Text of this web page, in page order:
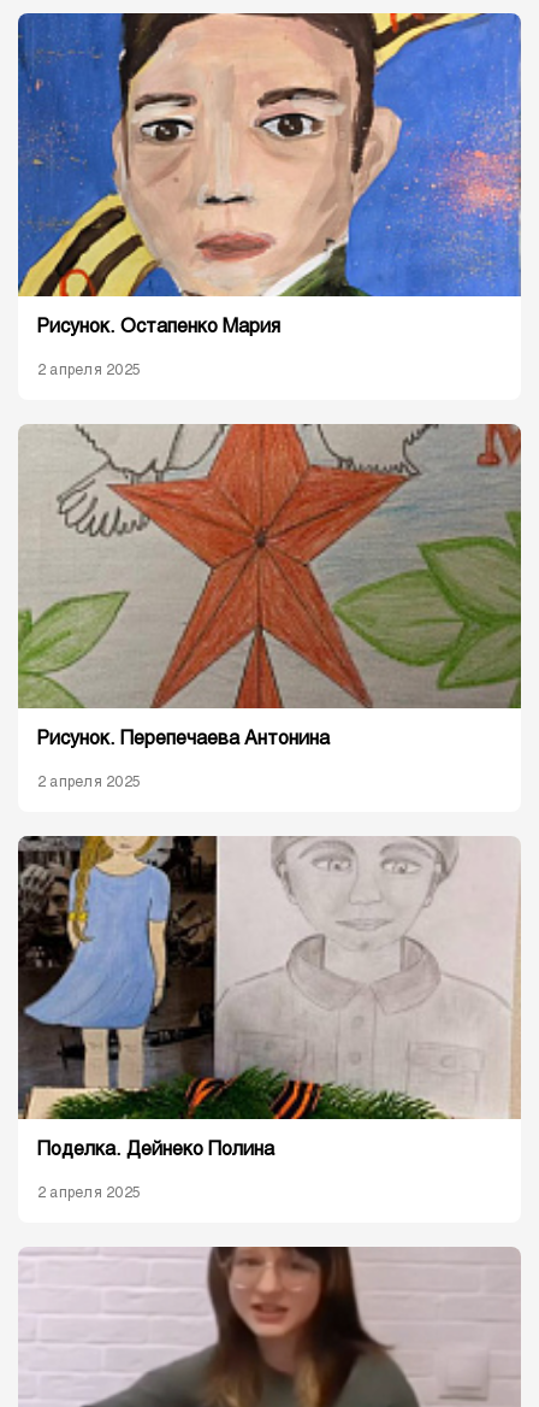
Рисунок. Остапенко Мария
2 апреля 2025
Рисунок. Перепечаева Антонина
2 апреля 2025
Поделка. Дейнеко Полина
2 апреля 2025